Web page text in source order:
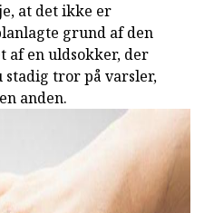
at det ikke er
grund af den
af en uldsokker, der
tror på varsler,
anden.